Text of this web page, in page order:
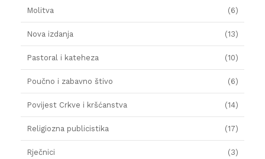
Molitva (6)
Nova izdanja (13)
Pastoral i kateheza (10)
Poučno i zabavno štivo (6)
Povijest Crkve i kršćanstva (14)
Religiozna publicistika (17)
Rječnici (3)